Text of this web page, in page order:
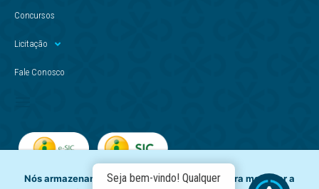
Concursos
Licitação
Fale Conosco
Nós armazenamos dados temporariamente para melhorar a
Seja bem-vindo! Qualquer